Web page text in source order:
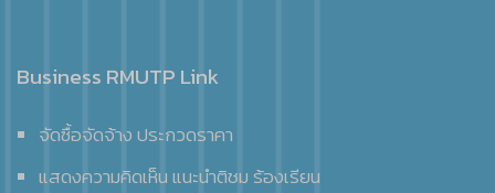
Business RMUTP Link
จัดซื้อจัดจ้าง ประกวดราคา
แสดงความคิดเห็น แนะนำติชม ร้องเรียน